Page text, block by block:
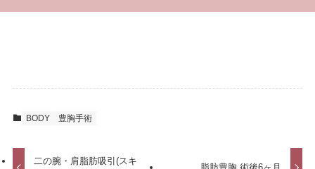
BODY 豊胸手術
二の腕・肩脂肪吸引(スキ